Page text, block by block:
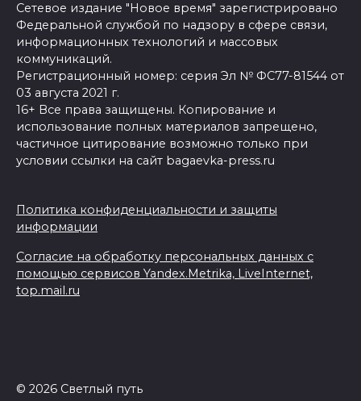
Сетевое издание "Новое время" зарегистрировано
Федеральной службой по надзору в сфере связи,
информационных технологий и массовых
коммуникаций.
Регистрационный номер: серия Эл № ФС77-81544 от
03 августа 2021 г.
16+ Все права защищены. Копирование и
использование полных материалов запрещено,
частичное цитирование возможно только при
условии ссылки на сайт bagaevka-press.ru
Политика конфиденциальности и защиты
информации
Согласие на обработку персональных данных с
помощью сервисов Yandex.Metrika, LiveInternet,
top.mail.ru
© 2026 Светлый путь